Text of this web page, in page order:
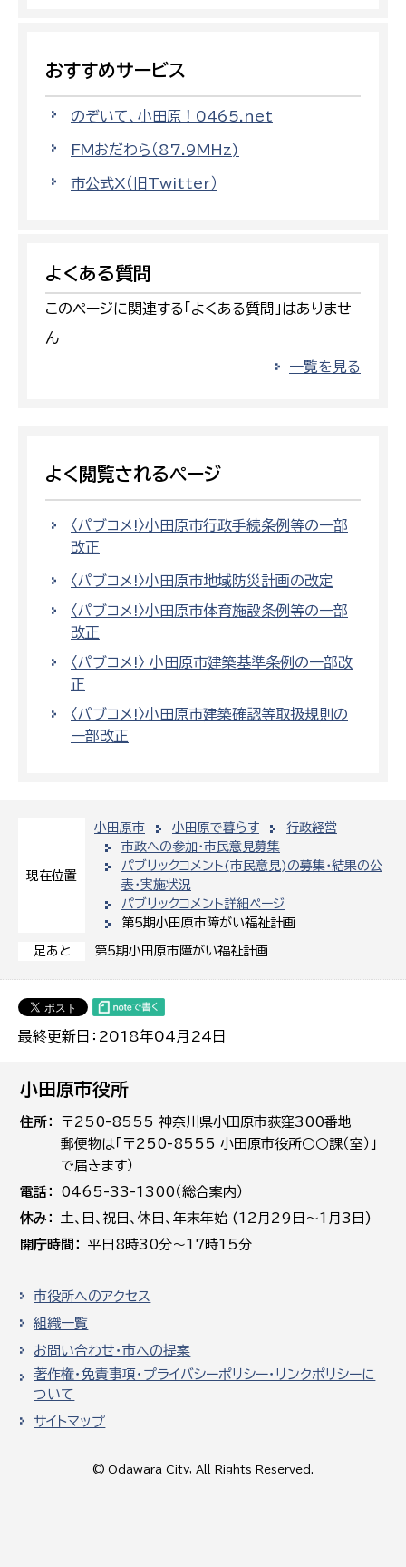
現在位置
小田原市 小田原で暮らす
行政経営
市政への参加・市民意見募集
パブリックコメント(市民意見)の募集・結果の公
表・実施状況
パブリックコメント詳細ページ
第5期小田原市障がい福祉計画
足あと 第5期小田原市障がい福祉計画
最終更新日：2018年04月24日
おすすめサービス
のぞいて、小田原！0465.net
FMおだわら（87.9MHz)
市公式X（旧Twitter）
よくある質問
このページに関連する「よくある質問」はありませ
ん
一覧を見る
よく閲覧されるページ
〈パブコメ!〉小田原市行政手続条例等の一部
改正
〈パブコメ!〉小田原市地域防災計画の改定
〈パブコメ!〉小田原市体育施設条例等の一部
改正
〈パブコメ!〉 小田原市建築基準条例の一部改
正
〈パブコメ!〉小田原市建築確認等取扱規則の
一部改正
小田原市役所
住所
〒250-8555 神奈川県小田原市荻窪300番地
郵便物は「〒250-8555 小田原市役所○○課（室）」
で届きます）
電話
0465-33-1300（総合案内）
休み
土､日､祝日、休日、年末年始 (12月29日～1月3日)
開庁時間
平日8時30分～17時15分
市役所へのアクセス
組織一覧
お問い合わせ・市への提案
著作権・免責事項・プライバシーポリシー・リンクポリシーに
ついて
サイトマップ
© Odawara City, All Rights Reserved.